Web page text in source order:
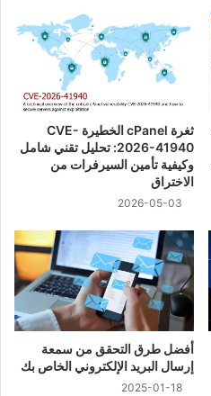
ثغرة cPanel الخطيرة CVE-
2026-41940: تحليل تقني شامل
وكيفية تأمين السيرفرات من
الاختراق
2026-05-03
أفضل طرق التحقق من سمعة
إرسال البريد الإلكتروني الخاص بك
2025-01-18